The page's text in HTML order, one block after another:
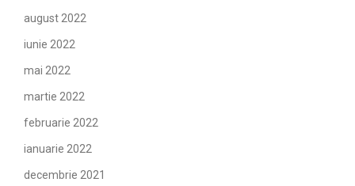
august 2022
iunie 2022
mai 2022
martie 2022
februarie 2022
ianuarie 2022
decembrie 2021